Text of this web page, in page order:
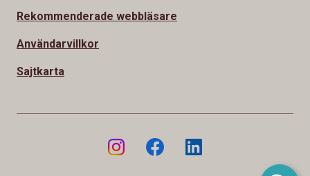
Rekommenderade webbläsare
Användarvillkor
Sajtkarta